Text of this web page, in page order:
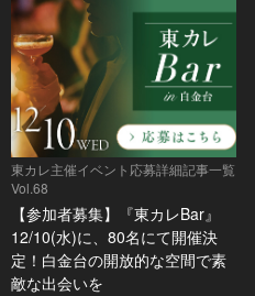
東カレ主催イベント応募詳細記事一覧
Vol.68
【参加者募集】『東カレBar』
12/10(水)に、80名にて開催決
定！白金台の開放的な空間で素
敵な出会いを